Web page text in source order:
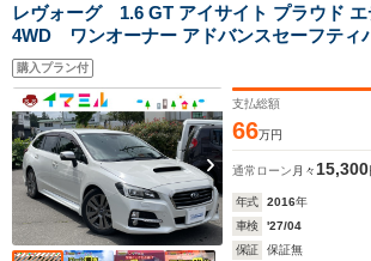
レヴォーグ 1.6 GT アイサイト プラウド エ
4WD ワンオーナー アドバンスセーフティ
フルセグ ETC アイサイトver3 バックカメラ
ラ アイドリングストップ パワーシート LED
購入プラン付
支払総額
66万円
通常ローン 月々 15,300
年式 2016年
車検
'27/04
保証
保証無